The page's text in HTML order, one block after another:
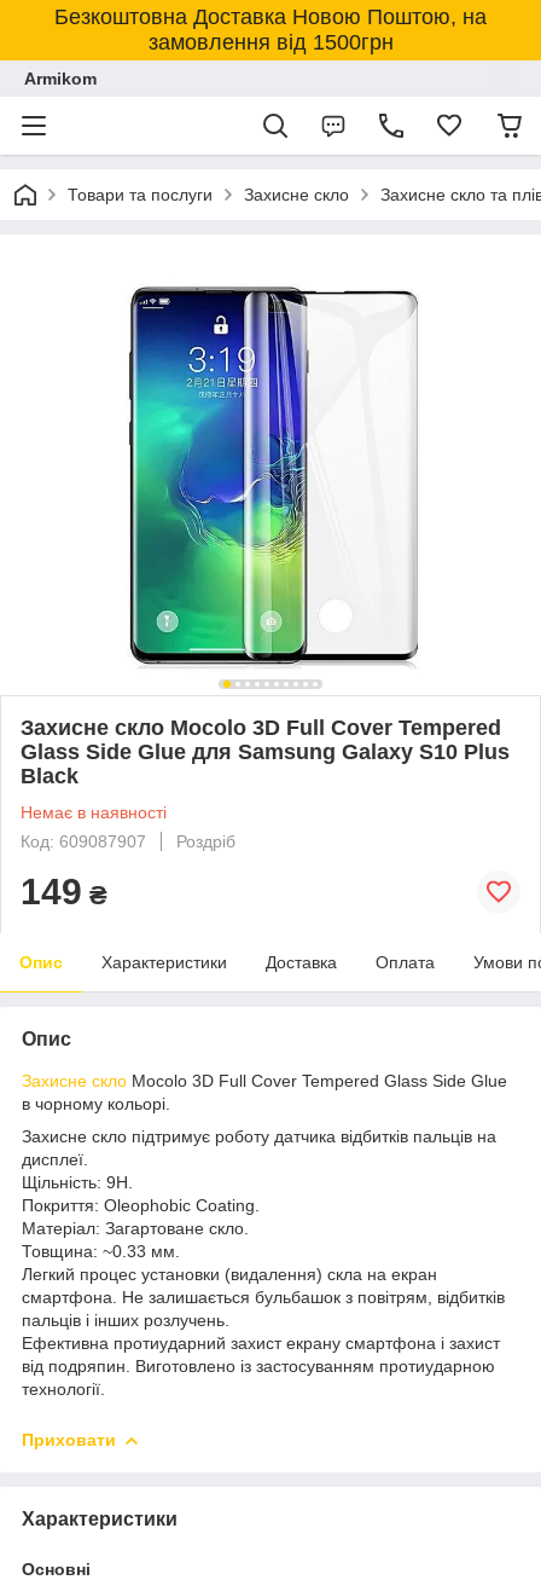
Безкоштовна Доставка Новою Поштою, на
замовлення від 1500грн
Armikom
Товари та послуги Захисне скло Захисне скло та
Захисне скло Mocolo 3D Full Cover Tempered
Glass Side Glue для Samsung Galaxy S10 Plus
Black
Немає в наявності
Код: 609087907
Роздріб
149 ₴
Опис Характеристики Доставка Оплата Умови
Опис
Захисне скло Mocolo 3D Full Cover Tempered Glass Side Glue
в чорному кольорі.
Захисне скло підтримує роботу датчика відбитків пальців на
дисплеї.
Щільність: 9H.
Покриття: Oleophobic Coating.
Матеріал: Загартоване скло.
Товщина: ~0.33 мм.
Легкий процес установки (видалення) скла на екран
смартфона. Не залишається бульбашок з повітрям, відбитків
пальців і інших розлучень.
Ефективна протиударний захист екрану смартфона і захист
від подряпин. Виготовлено із застосуванням протиударною
технології.
Приховати
Характеристики
Основні